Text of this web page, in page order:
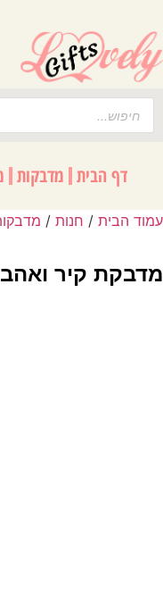
דף הבית מדבקות
עמוד הבית / חנות /
מדבקת קיר